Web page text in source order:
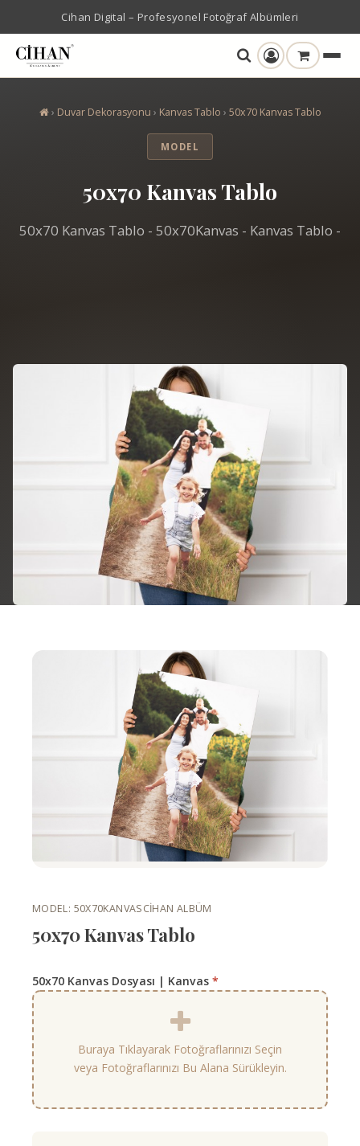
Cihan Digital – Profesyonel Fotoğraf Albümleri
› Duvar Dekorasyonu › Kanvas Tablo › 50x70 Kanvas Tablo
MODEL
50x70 Kanvas Tablo
50x70 Kanvas Tablo - 50x70Kanvas - Kanvas Tablo -
MODEL: 50X70KANVASCIHAN ALBÜM
50x70 Kanvas Tablo
50x70 Kanvas Dosyası | Kanvas *
Buraya Tıklayarak Fotoğraflarınızı Seçin
veya Fotoğraflarınızı Bu Alana Sürükleyin.